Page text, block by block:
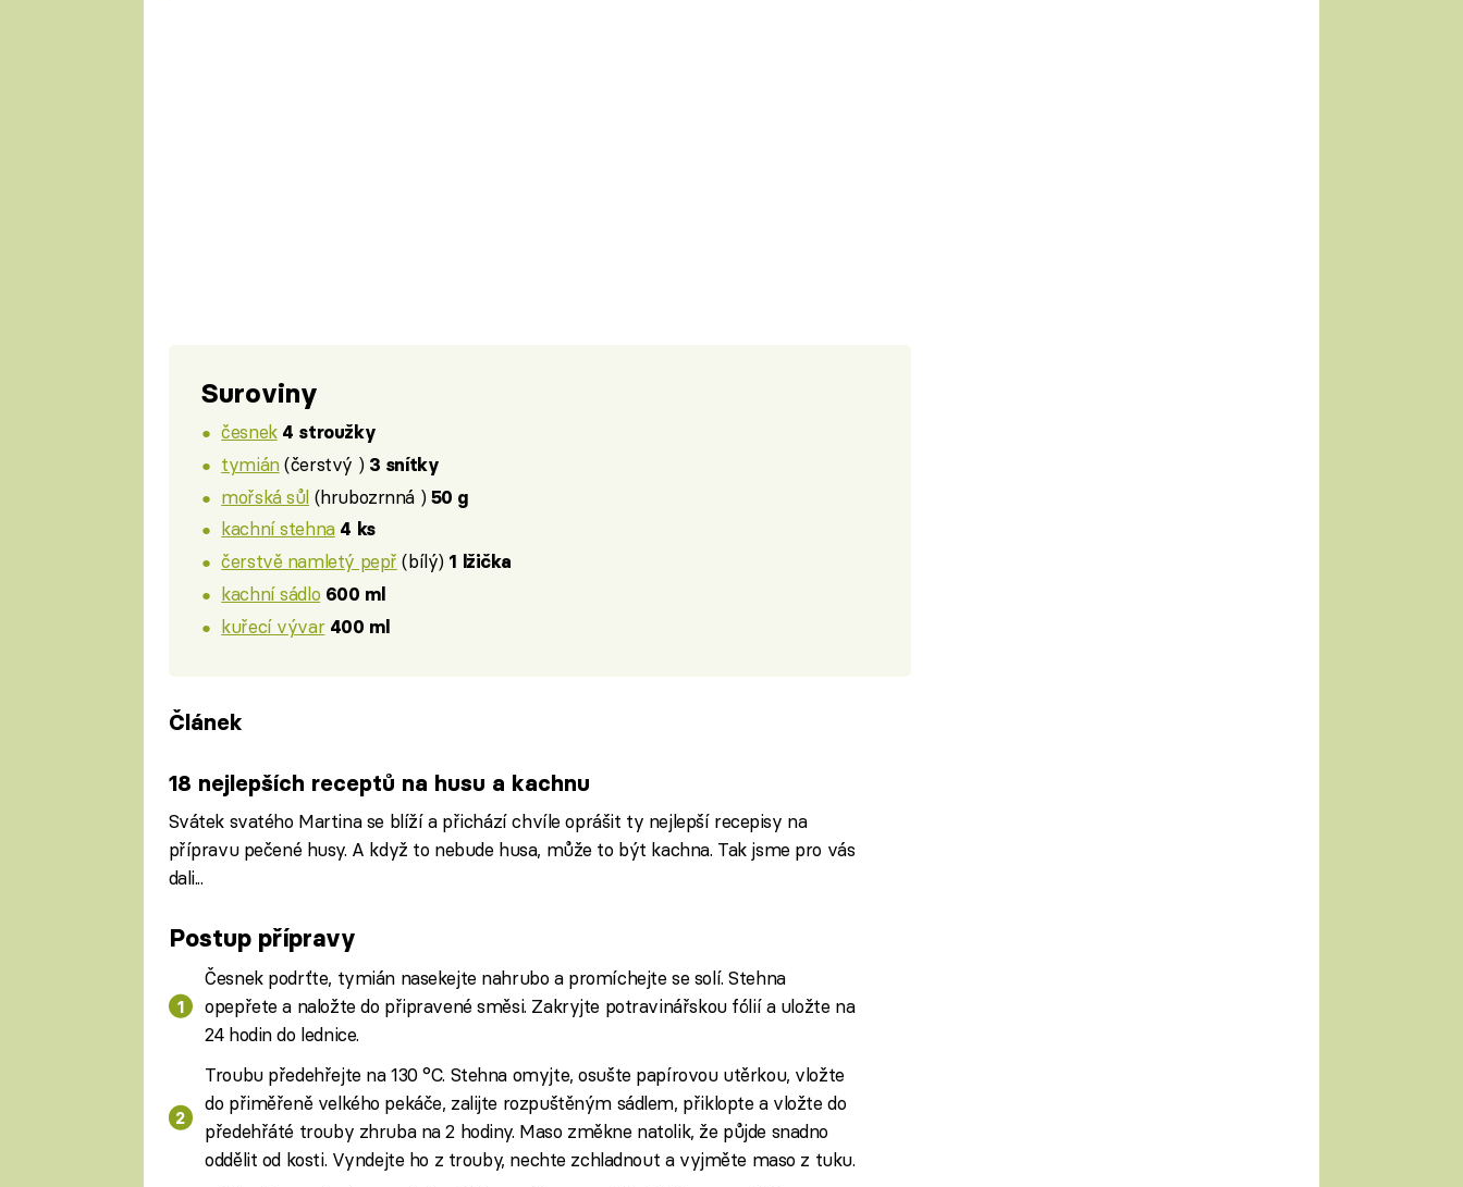
Suroviny
česnek 4 stroužky
tymián(čerstvý ) 3 snítky
mořská sůl (hrubozrnná ) 50 g
kachní stehna 4 ks
čerstvě namletý pepř (bílý) 1 lžička
kachní sádlo 600 ml
kuřecí vývar 400 ml
Článek
18 nejlepších receptů na husu a kachnu
Svátek svatého Martina se blíží a přichází chvíle oprášit ty nejlepší recepisy na
přípravu pečené husy. A když to nebude husa, může to být kachna. Tak jsme pro vás
dali...
Postup přípravy
Česnek podrťte, tymián nasekejte nahrubo a promíchejte se solí. Stehna
opepřete a naložte do připravené směsi. Zakryjte potravinářskou fólií a uložte na
24 hodin do lednice.
Troubu předehřejte na 130 °C. Stehna omyjte, osušte papírovou utěrkou, vložte
do přiměřeně velkého pekáče, zalijte rozpuštěným sádlem, přiklopte a vložte do
předehřáté trouby zhruba na 2 hodiny. Maso změkne natolik, že půjde snadno
oddělit od kosti. Vyndejte ho z trouby, nechte zchladnout a vyjměte maso z tuku.